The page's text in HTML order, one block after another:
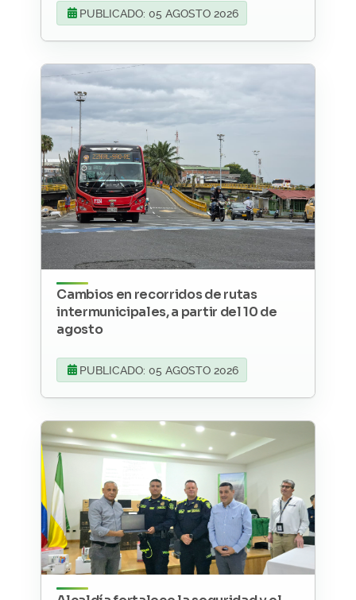
PUBLICADO: 05 AGOSTO 2026
Cambios en recorridos de rutas
intermunicipales, a partir del 10 de
agosto
PUBLICADO: 05 AGOSTO 2026